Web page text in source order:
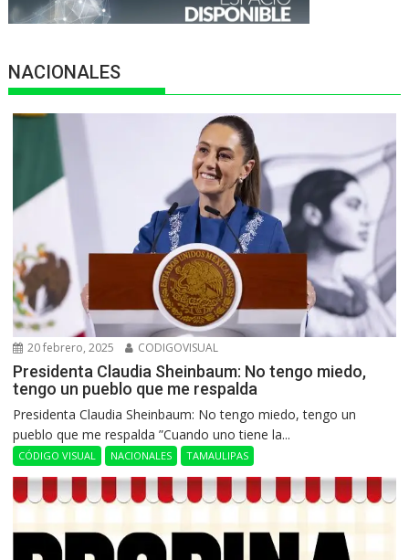
NACIONALES
20 febrero, 2025 CODIGOVISUAL
Presidenta Claudia Sheinbaum: No tengo miedo,
tengo un pueblo que me respalda
Presidenta Claudia Sheinbaum: No tengo miedo, tengo un
pueblo que me respalda ”Cuando uno tiene la...
CÓDIGO VISUAL NACIONALES TAMAULIPAS